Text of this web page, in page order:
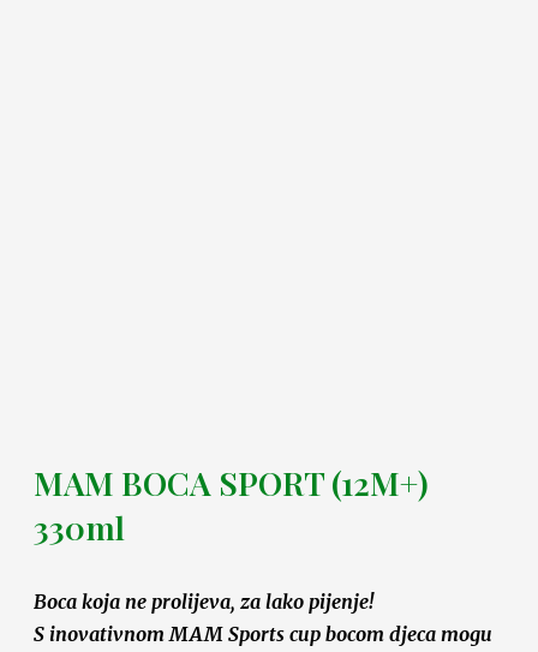
MAM BOCA SPORT (12M+)
330ml
Boca koja ne prolijeva, za lako pijenje!
S inovativnom MAM Sports cup bocom djeca mogu